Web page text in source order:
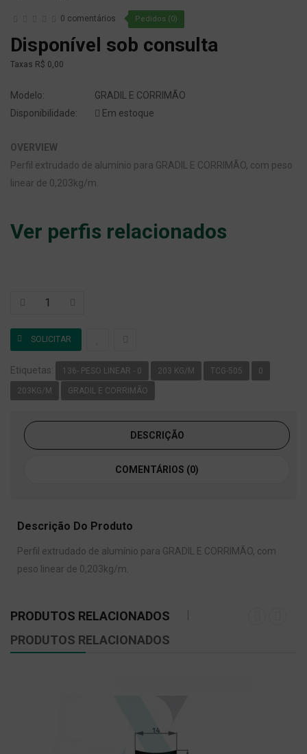
0 comentários Pedidos (0)
Disponível sob consulta
Taxas R$ 0,00
Modelo:
GRADIL E CORRIMÃO
Disponibilidade:
Em estoque
OVERVIEW
Perfil extrudado de alumínio para GRADIL E CORRIMÃO, com peso
linear de 0,203kg/m.
Ver perfis relacionados
Etiquetas: 136- PESO LINEAR - 0 203 KG/M TCG-505 0
203KG/M GRADIL E CORRIMÃO
DESCRIÇÃO
COMENTÁRIOS (0)
Descrição Do Produto
Perfil extrudado de alumínio para GRADIL E CORRIMÃO, com
peso linear de 0,203kg/m.
PRODUTOS RELACIONADOS
PRODUTOS RELACIONADOS